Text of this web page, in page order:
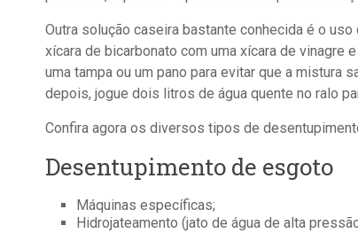
Outra solução caseira bastante conhecida é o
xícara de bicarbonato com uma xícara de vinagre
uma tampa ou um pano para evitar que a mistura
depois, jogue dois litros de água quente no ralo
Confira agora os diversos tipos de
Desentupimento de esgoto
Máquinas específicas;
Hidrojateamento (jato de água de alta